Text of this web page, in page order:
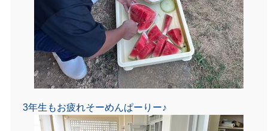
3年生もお疲れそーめんぱーりー♪